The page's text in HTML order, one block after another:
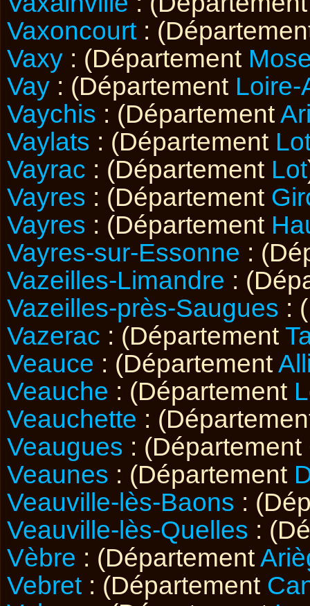
Vaxoncourt :
Vaxy : (Département
Vay : (Département Loire-
Vaychis : (Département
Vaylats : (Département
Vayrac : (Département Lot
Vayres : (Département
Vayres : (Département
Vayres-sur-Essonne :
Vazeilles-Limandre :
Vazeilles-près-Saugues :
Vazerac : (Département
Veauce : (Département
Veauche : (Département
Veauchette :
Veaugues : (Département
Veaunes : (Département
Veauville-lès-Baons :
Veauville-lès-Quelles :
Vèbre : (Département
Vebret : (Département